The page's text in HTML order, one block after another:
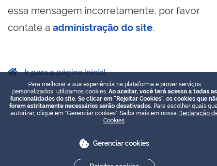
essa mensagem incorretamente, por favor
contate a administração do site.
Ir para a página inicial
Para melhorar a sua experiência na plataforma e prover serviços
personalizados, utilizamos cookies. Ao aceitar, você terá acesso a todas as
funcionalidades do site. Se clicar em "Rejeitar Cookies", os cookies que
forem estritamente necessários serão desativados. Para escolher quais
autorizar, clique em "Gerenciar cookies". Saiba mais em nossa Declaração
Cookies
Gerenciar cookies